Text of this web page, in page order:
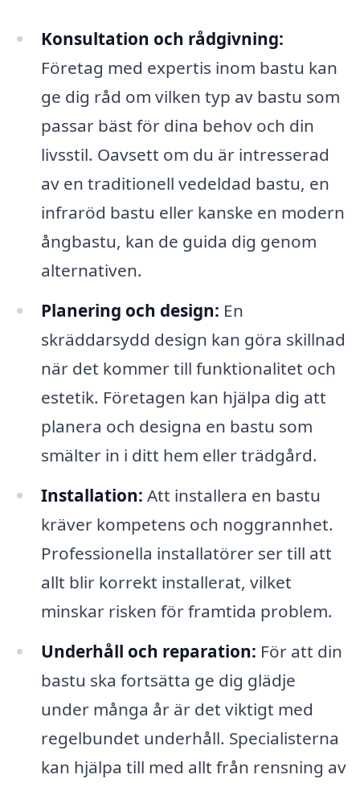
Konsultation och rådgivning:
Företag med expertis inom bastu kan
ge dig råd om vilken typ av bastu som
passar bäst för dina behov och din
livsstil. Oavsett om du är intresserad
av en traditionell vedeldad bastu, en
infraröd bastu eller kanske en modern
ångbastu, kan de guida dig genom
alternativen.
Planering och design: En
skräddarsydd design kan göra skillnad
när det kommer till funktionalitet och
estetik. Företagen kan hjälpa dig att
planera och designa en bastu som
smälter in i ditt hem eller trädgård.
Installation: Att installera en bastu
kräver kompetens och noggrannhet.
Professionella installatörer ser till att
allt blir korrekt installerat, vilket
minskar risken för framtida problem.
Underhåll och reparation: För att din
bastu ska fortsätta ge dig glädje
under många år är det viktigt med
regelbundet underhåll. Specialisterna
kan hjälpa till med allt från rensning av